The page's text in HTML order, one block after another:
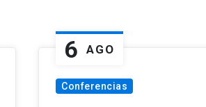
6 AGO
Conferencias